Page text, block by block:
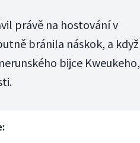
právě na hostování v
bránila náskok, a když
bijce Kweukeho,